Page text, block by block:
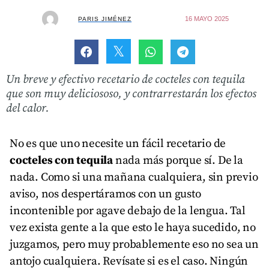
PARIS JIMÉNEZ 16 MAYO 2025
Un breve y efectivo recetario de cocteles con tequila
que son muy deliciososo, y contrarrestarán los efectos
del calor.
No es que uno necesite un fácil recetario de
cocteles con tequilanada más porque sí. De la
nada. Como si una mañana cualquiera, sin previo
aviso, nos despertáramos con un gusto
incontenible por agave debajo de la lengua. Tal
vez exista gente a la que esto le haya sucedido, no
juzgamos, pero muy probablemente eso no sea un
antojo cualquiera. Revísate si es el caso. Ningún